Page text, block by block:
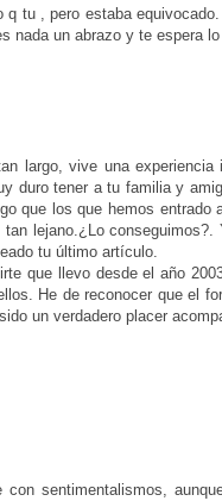
q tu , pero estaba
un abrazo y te espera
largo, vive una
duro tener a tu familia y
que los que hemos
lejano.¿Lo
tu último artículo.
que llevo desde el año
He de reconocer que el
un verdadero placer
sentimentalismos,